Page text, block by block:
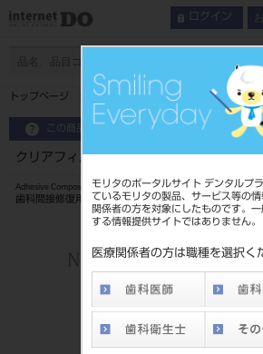
モリタのポータルサイト デンタルプ
ているモリタの製品、サービス等の
関係者の方を対象にしたものです。
する情報提供サイトではありません。
医療関係者の方は職種を選択く
ログイン
トップページ クリアフィル CRインレー CRセッ
この商品に関するお問い合わせ
クリアフィル CRインレー CRセップ（分
Adhesive Composite Inlay System
歯科間接修復用コンポジットレジンキット
JAN/
標準価格